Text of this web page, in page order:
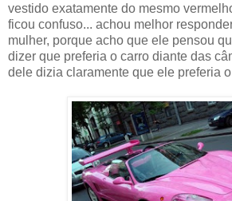
vestido exatamente do mesmo
ficou confuso... achou melhor
mulher, porque acho que ele pensou
dizer que preferia o carro diante das
dele dizia claramente que ele preferia